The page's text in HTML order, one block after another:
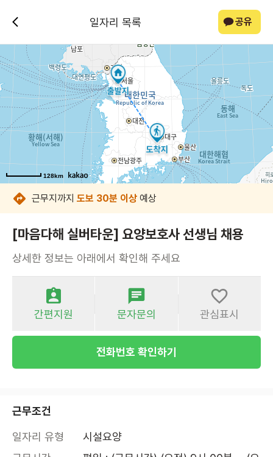
일자리 목록 공유
128km
128km
128km
128km
128km
128km
128km
128km
근무지까지 도보 30분 이상 예상
[마음다해 실버타운] 요양보호사 선생님 채용
상세한 정보는 아래에서 확인해 주세요
간편지원 문자문의 관심표시
전화번호 확인하기
근무조건
일자리 유형
시설요양